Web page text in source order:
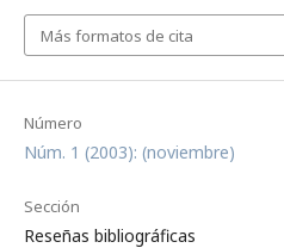
Número
Núm. 1 (2003): (noviembre)
Sección
Reseñas bibliográficas
Más formatos de cita